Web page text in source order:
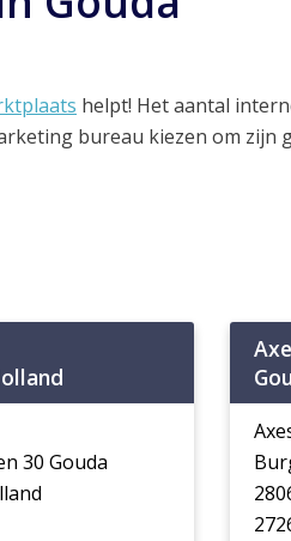
helpt! Het aantal
bureau kiezen om zijn
30 Gouda